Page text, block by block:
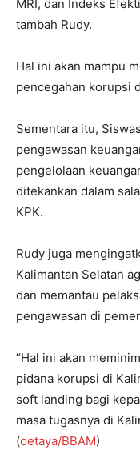
MRI, dan Indeks
tambah Rudy.
Hal ini akan mampu
pencegahan korupsi
Sementara itu,
pengawasan
pengelolaan
ditekankan dalam
KPK.
Rudy juga
Kalimantan Selatan
dan memantau
pengawasan di
“Hal ini akan
pidana korupsi di
soft landing bagi
masa tugasnya di
(oetaya/BBAM)